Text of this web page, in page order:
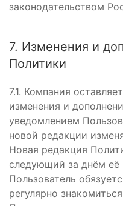
законодательством
7. Изменения и
Политики
7.1. Компания
изменения и
уведомлением
новой редакции
Новая редакция
следующий за днём её
Пользователь
регулярно